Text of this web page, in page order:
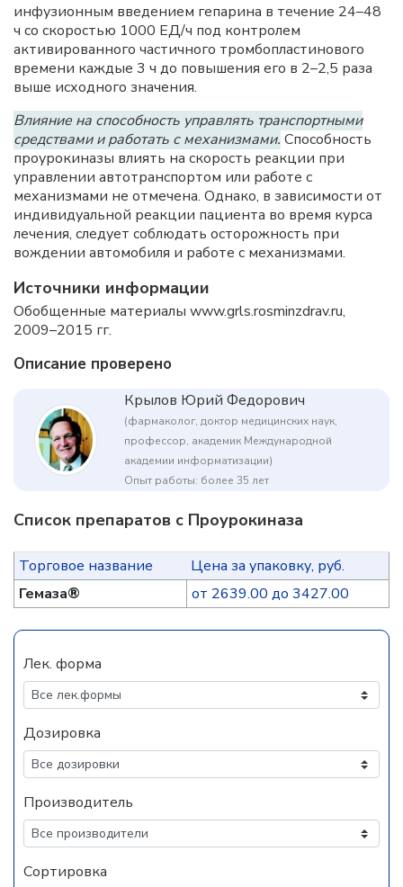
инфузионным введением гепарина в течение 24–48
ч со скоростью 1000 ЕД/ч под контролем
активированного частичного тромбопластинового
времени каждые 3 ч до повышения его в 2–2,5 раза
выше исходного значения.
Влияние на способность управлять транспортными
средствами и работать с механизмами. Способность
проурокиназы влиять на скорость реакции при
управлении автотранспортом или работе с
механизмами не отмечена. Однако, в зависимости от
индивидуальной реакции пациента во время курса
лечения, следует соблюдать осторожность при
вождении автомобиля и работе с механизмами.
Источники информации
Обобщенные материалы www.grls.rosminzdrav.ru,
2009–2015 гг.
Описание проверено
Крылов Юрий Федорович
(фармаколог, доктор медицинских наук,
профессор, академик Международной
академии информатизации)
Опыт работы: более 35 лет
Список препаратов с Проурокиназа
Торговое название
Цена за упаковку, руб.
Гемаза®
от 2639.00 до 3427.00
Лек. форма
Дозировка
Производитель
Сортировка